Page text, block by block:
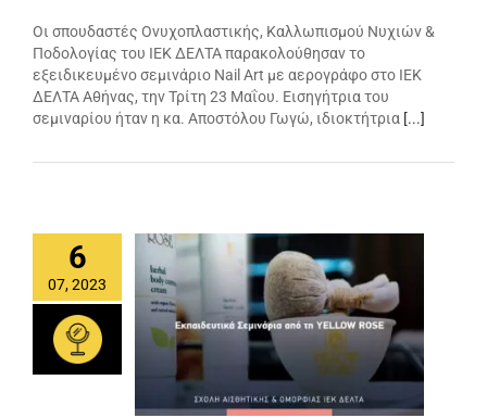
Οι σπουδαστές Ονυχοπλαστικής, Καλλωπισμού Νυχιών &
Ποδολογίας του ΙΕΚ ΔΕΛΤΑ παρακολούθησαν το
εξειδικευμένο σεμινάριο Nail Art με αερογράφο στο ΙΕΚ
ΔΕΛΤΑ Αθήνας, την Τρίτη 23 Μαΐου. Εισηγήτρια του
σεμιναρίου ήταν η κα. Αποστόλου Γωγώ, ιδιοκτήτρια [...]
6
07, 2023